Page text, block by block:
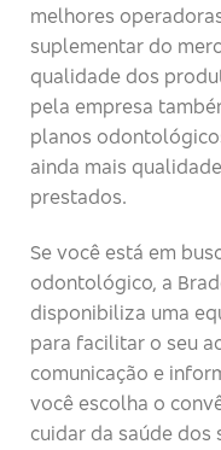
melhores
suplementar do
qualidade dos
pela empresa
planos
ainda mais
prestados.
Se você está em
odontológico, a
disponibiliza uma
para facilitar o seu
comunicação e
você escolha o
cuidar da saúde dos